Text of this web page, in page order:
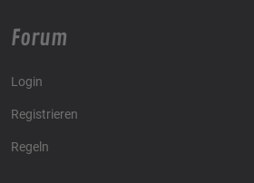
Forum
Login
Registrieren
Regeln